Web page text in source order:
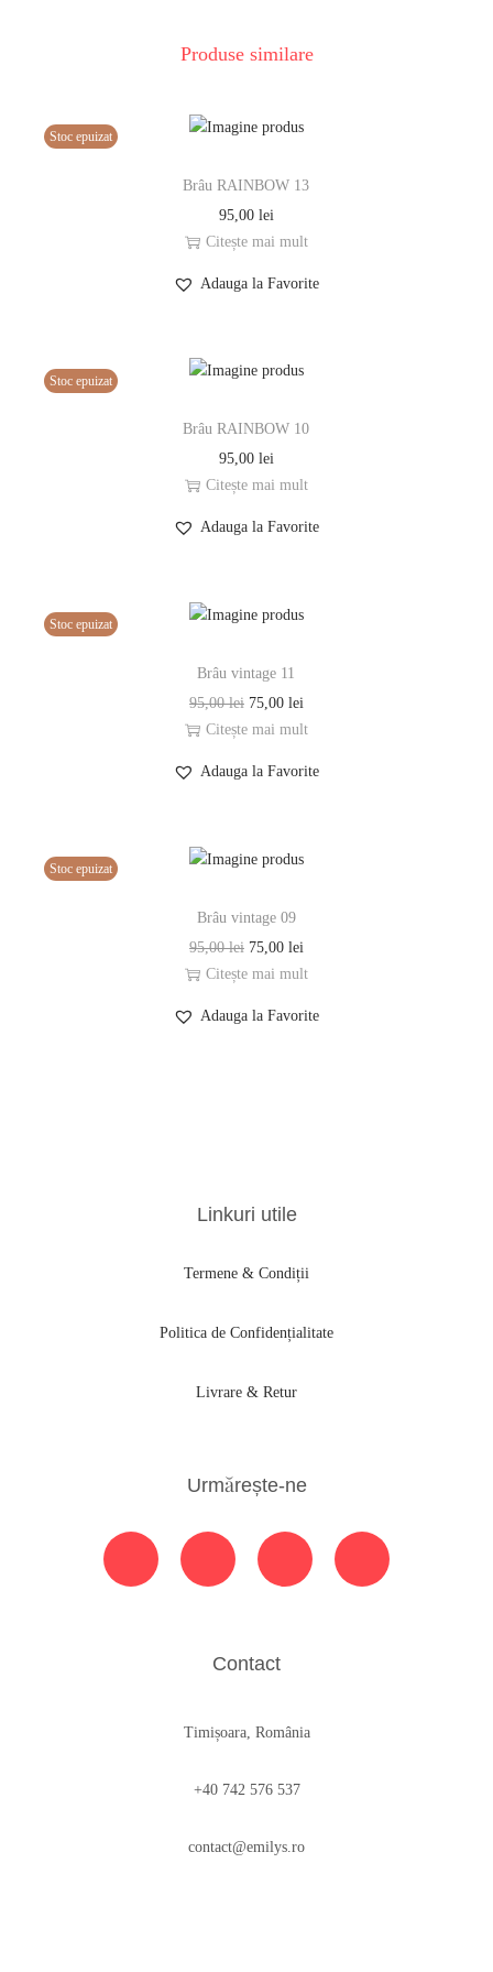
Produse similare
Stoc epuizat
Brâu RAINBOW 13
95,00 lei
Citește mai mult
Adauga la Favorite
Stoc epuizat
Brâu RAINBOW 10
95,00 lei
Citește mai mult
Adauga la Favorite
Stoc epuizat
Brâu vintage 11
95,00lei 75,00 lei
Citește mai mult
Adauga la Favorite
Stoc epuizat
Brâu vintage 09
95,00lei 75,00 lei
Citește mai mult
Adauga la Favorite
Linkuri utile
Termene & Condiții
Politica de Confidențialitate
Livrare & Retur
Urmărește-ne
Contact
Timișoara, România
+40 742 576 537
contact@emilys.ro